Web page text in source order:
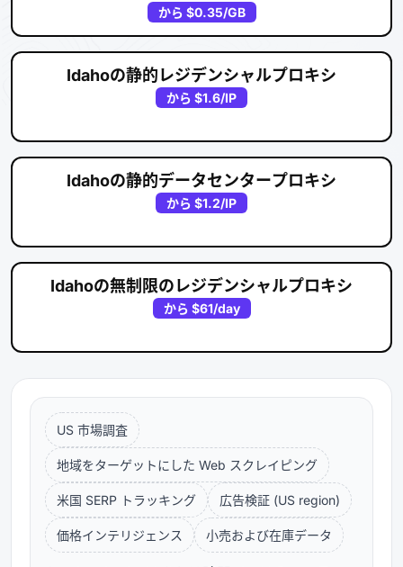
から $0.35/GB
Idahoの静的レジデンシャルプロキシ
から $1.6/IP
Idahoの静的データセンタープロキシ
から $1.2/IP
Idahoの無制限のレジデンシャルプロキシ
から $61/day
US 市場調査
地域をターゲットにした Web スクレイピング
米国 SERP トラッキング 広告検証 (US region)
価格インテリジェンス 小売および在庫データ